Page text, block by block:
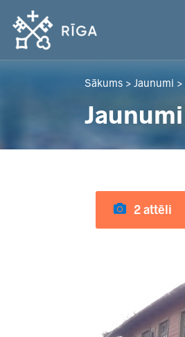
Sākums > Jaunumi >
Jaunumi
2 attēli